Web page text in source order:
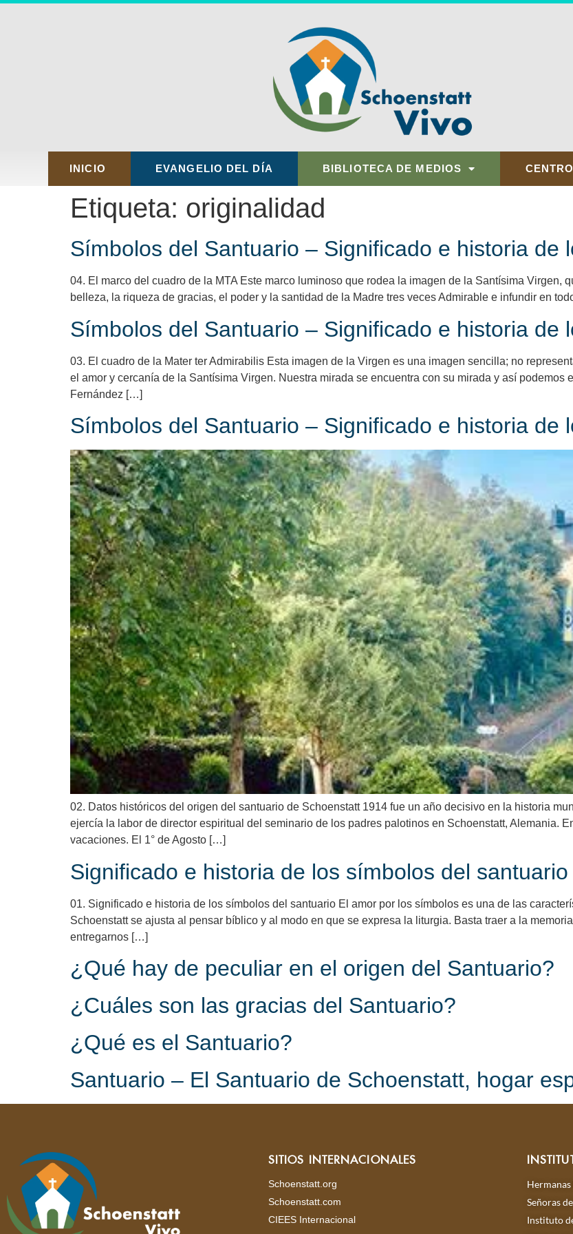
INICIO EVANGELIO DEL DÍA BIBLIOTECA DE MEDIOS
Etiqueta: originalidad
Símbolos del Santuario – Significado e historia de
04. El marco del cuadro de la MTA Este marco luminoso que rodea la imagen de la Santísima Virgen,
belleza, la riqueza de gracias, el poder y la santidad de la Madre tres veces Admirable e infundir en
Símbolos del Santuario – Significado e historia de
03. El cuadro de la Mater ter Admirabilis Esta imagen de la Virgen es una imagen sencilla; no
el amor y cercanía de la Santísima Virgen. Nuestra mirada se encuentra con su mirada y así podemos
Fernández […]
Símbolos del Santuario – Significado e historia de
02. Datos históricos del origen del santuario de Schoenstatt 1914 fue un año decisivo en la historia
ejercía la labor de director espiritual del seminario de los padres palotinos en Schoenstatt, Alemania.
vacaciones. El 1° de Agosto […]
Significado e historia de los símbolos del santuario
01. Significado e historia de los símbolos del santuario El amor por los símbolos es una de las
Schoenstatt se ajusta al pensar bíblico y al modo en que se expresa la liturgia. Basta traer a la
entregarnos […]
¿Qué hay de peculiar en el origen del Santuario?
¿Cuáles son las gracias del Santuario?
¿Qué es el Santuario?
Santuario – El Santuario de Schoenstatt, hogar
SITIOS INTERNACIONALES
Schoenstatt.org
Schoenstatt.com
CIEES Internacional
Señoras
Instituto